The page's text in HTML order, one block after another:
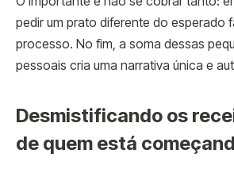
pedir um prato diferente do esperado
processo. No fim, a soma dessas
pessoais cria uma narrativa única e
Desmistificando os
de quem está